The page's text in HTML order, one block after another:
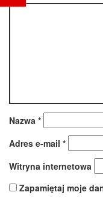
Nazwa *
Adres e-mail *
Witryna internetowa
Zapamiętaj moje